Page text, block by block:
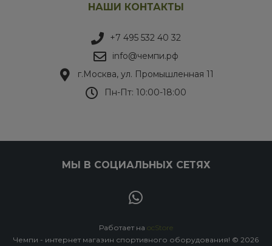
НАШИ КОНТАКТЫ
+7 495 532 40 32
info@чемпи.рф
г.Москва, ул. Промышленная 11
Пн-Пт: 10:00-18:00
МЫ В СОЦИАЛЬНЫХ СЕТЯХ
Работает на ocStore
Чемпи - интернет магазин спортивного оборудования! © 2026